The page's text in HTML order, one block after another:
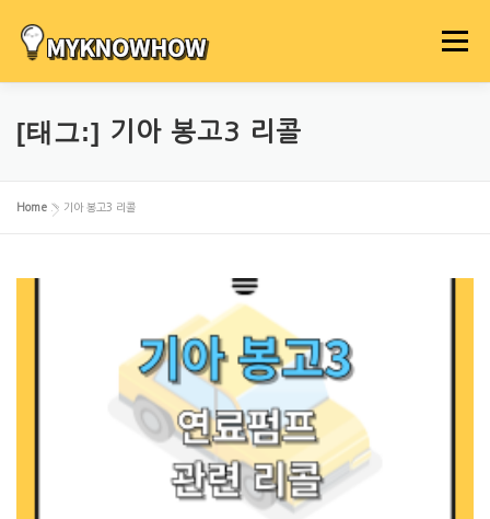
로
메뉴
[태그:] 기아 봉고3 리콜
Home » 기아 봉고3 리콜